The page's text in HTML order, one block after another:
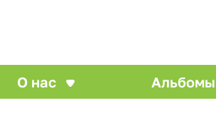
О нас Альбомы